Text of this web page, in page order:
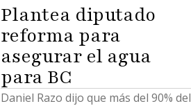
Plantea diputado
reforma para
asegurar el agua
para BC
Daniel Razo dijo que más del 90% del